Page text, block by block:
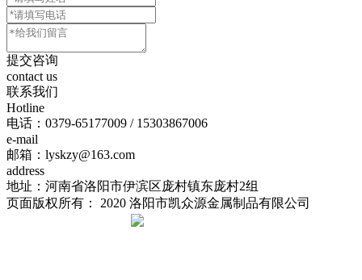
提交咨询
contact us
联系我们
Hotline
电话： 0379-65177009 / 15303867006
e-mail
邮箱：lyskzy@163.com
address
地址：河南省洛阳市伊滨区庞村镇东庞村2组
页面版权所有： 2020 洛阳市凯众源金属制品有限公司